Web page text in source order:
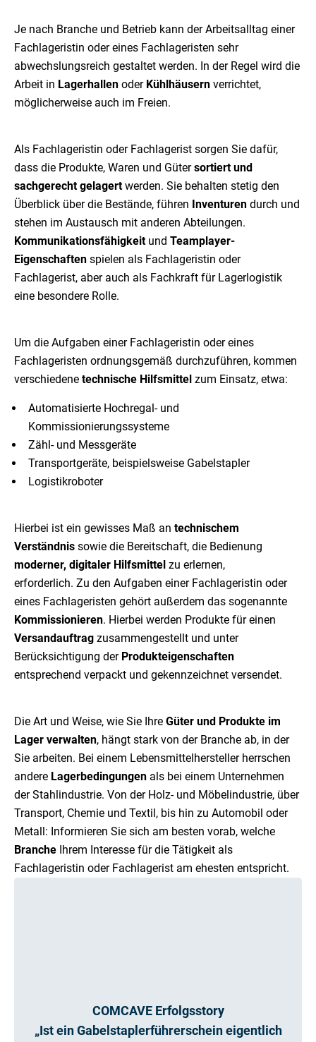
Je nach Branche und Betrieb kann der Arbeitsalltag einer
Fachlageristin oder eines Fachlageristen sehr
abwechslungsreich gestaltet werden. In der Regel wird die
Arbeit in Lagerhallen oder Kühlhäusern verrichtet,
möglicherweise auch im Freien.
Als Fachlageristin oder Fachlagerist sorgen Sie dafür,
dass die Produkte, Waren und Gütersortiert und
sachgerecht gelagertwerden. Sie behalten stetig den
Überblick über die Bestände, führen Inventuren durch und
stehen im Austausch mit anderen Abteilungen.
Kommunikationsfähigkeit und Teamplayer-
Eigenschaften spielen als Fachlageristin oder
Fachlagerist, aber auch als Fachkraft für Lagerlogistik
eine besondere Rolle.
Um die Aufgaben einer Fachlageristin oder eines
Fachlageristen ordnungsgemäß durchzuführen, kommen
verschiedene technische Hilfsmittel zum Einsatz, etwa:
Automatisierte Hochregal- und
Kommissionierungssysteme
Zähl- und Messgeräte
Transportgeräte, beispielsweise Gabelstapler
Logistikroboter
Hierbei ist ein gewisses Maß an technischem
Verständnis sowie die Bereitschaft, die Bedienung
moderner, digitaler Hilfsmittel zu erlernen,
erforderlich. Zu den Aufgaben einer Fachlageristin oder
eines Fachlageristen gehört außerdem das sogenannte
Kommissionieren. Hierbei werden Produkte für einen
Versandauftrag zusammengestellt und unter
Berücksichtigung der Produkteigenschaften
entsprechend verpackt und gekennzeichnet versendet.
Die Art und Weise, wie Sie Ihre Güter und Produkte im
Lager verwalten, hängt stark von der Branche ab, in der
Sie arbeiten. Bei einem Lebensmittelhersteller herrschen
andere Lagerbedingungen als bei einem Unternehmen
der Stahlindustrie. Von der Holz- und Möbelindustrie, über
Transport, Chemie und Textil, bis hin zu Automobil oder
Metall: Informieren Sie sich am besten vorab, welche
Branche Ihrem Interesse für die Tätigkeit als
Fachlageristin oder Fachlagerist am ehesten entspricht.
COMCAVE Erfolgsstory
„Ist ein Gabelstaplerführerschein eigentlich